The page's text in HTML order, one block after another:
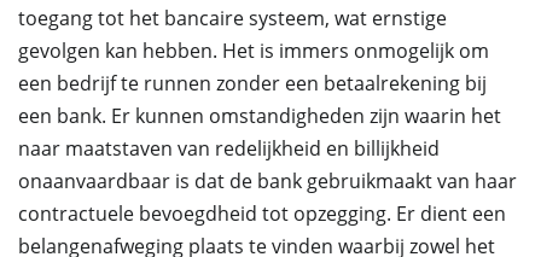
toegang tot het bancaire systeem, wat ernstige
gevolgen kan hebben. Het is immers onmogelijk om
een bedrijf te runnen zonder een betaalrekening bij
een bank. Er kunnen omstandigheden zijn waarin het
naar maatstaven van redelijkheid en billijkheid
onaanvaardbaar is dat de bank gebruikmaakt van haar
contractuele bevoegdheid tot opzegging. Er dient een
belangenafweging plaats te vinden waarbij zowel het